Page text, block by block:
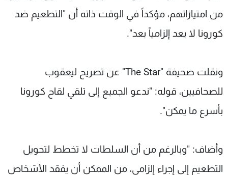
من امتيازاتهم، مؤكداً في الوقت ذاته أن "التطعيم ضد
كورونا لا يعد إلزامياً بعد".
ونقلت صحيفة "The Star" عن تصريح ليعقوب
للصحافيين، قوله: "ندعو الجميع إلى تلقي لقاح كورونا
بأسرع ما يمكن".
وأضاف: "وبالرغم من أن السلطات لا تخطط لتحويل
التطعيم إلى إجراء إلزامي، من الممكن أن يفقد الأشخاص
عن MTV
الإنـتـاج
لاعلاناتكم
وظائف